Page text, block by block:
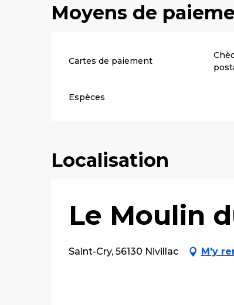
Moyens de
Cartes de paiement
Espèces
Localisation
Le Moulin
Saint-Cry, 56130 Nivillac M'y